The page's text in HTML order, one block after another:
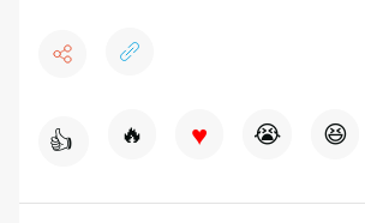
👍 🔥 ♥ 😭 😆